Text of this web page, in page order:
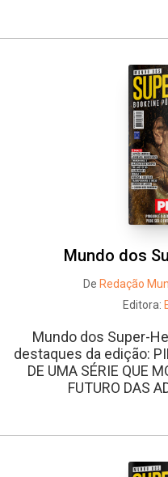
Mundo dos
De Redação
Editora:
Mundo dos Super-
destaques da edição:
DE UMA SÉRIE QUE
FUTURO DAS